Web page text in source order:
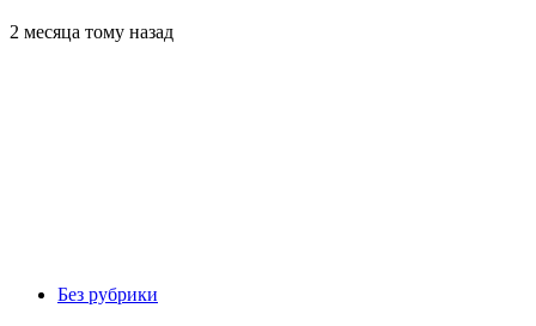
2 месяца тому назад
Без рубрики